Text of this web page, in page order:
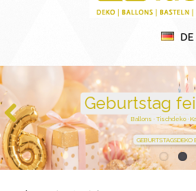
DE
Geburtstag
Ballons · Tischdeko ·
GEBURTSTAGSDEKO